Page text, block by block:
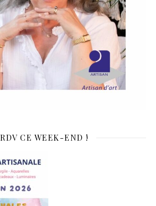
RDV CE WEEK-END !